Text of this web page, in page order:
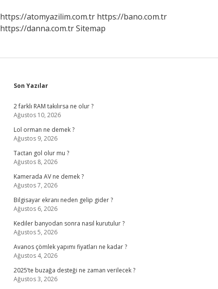
https://atomyazilim.com.tr https://bano.com.tr
https://danna.com.trSitemap
Sidebar
Son Yazılar
2 farklı RAM takılırsa ne olur ?
Ağustos 10, 2026
Lol orman ne demek ?
Ağustos 9, 2026
Tactan gol olur mu ?
Ağustos 8, 2026
Kamerada AV ne demek ?
Ağustos 7, 2026
Bilgisayar ekranı neden gelip gider ?
Ağustos 6, 2026
Kediler banyodan sonra nasıl kurutulur ?
Ağustos 5, 2026
Avanos çömlek yapımı fiyatları ne kadar ?
Ağustos 4, 2026
2025’te buzağa desteği ne zaman verilecek ?
Ağustos 3, 2026